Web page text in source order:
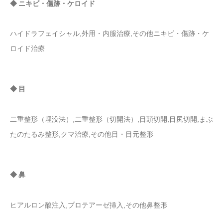
◆ ニキビ・傷跡・ケロイド
ハイドラフェイシャル,外用・内服治療,その他ニキビ・傷跡・ケ
ロイド治療
◆ 目
二重整形（埋没法）,二重整形（切開法）,目頭切開,目尻切開,まぶ
たのたるみ整形,クマ治療,その他目・目元整形
◆ 鼻
ヒアルロン酸注入,プロテアーゼ挿入,その他鼻整形